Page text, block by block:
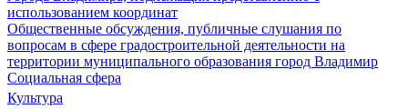
использованием координат
Общественные обсуждения, публичные слушания по
вопросам в сфере градостроительной деятельности на
территории муниципального образования город Владимир
Социальная сфера
Культура